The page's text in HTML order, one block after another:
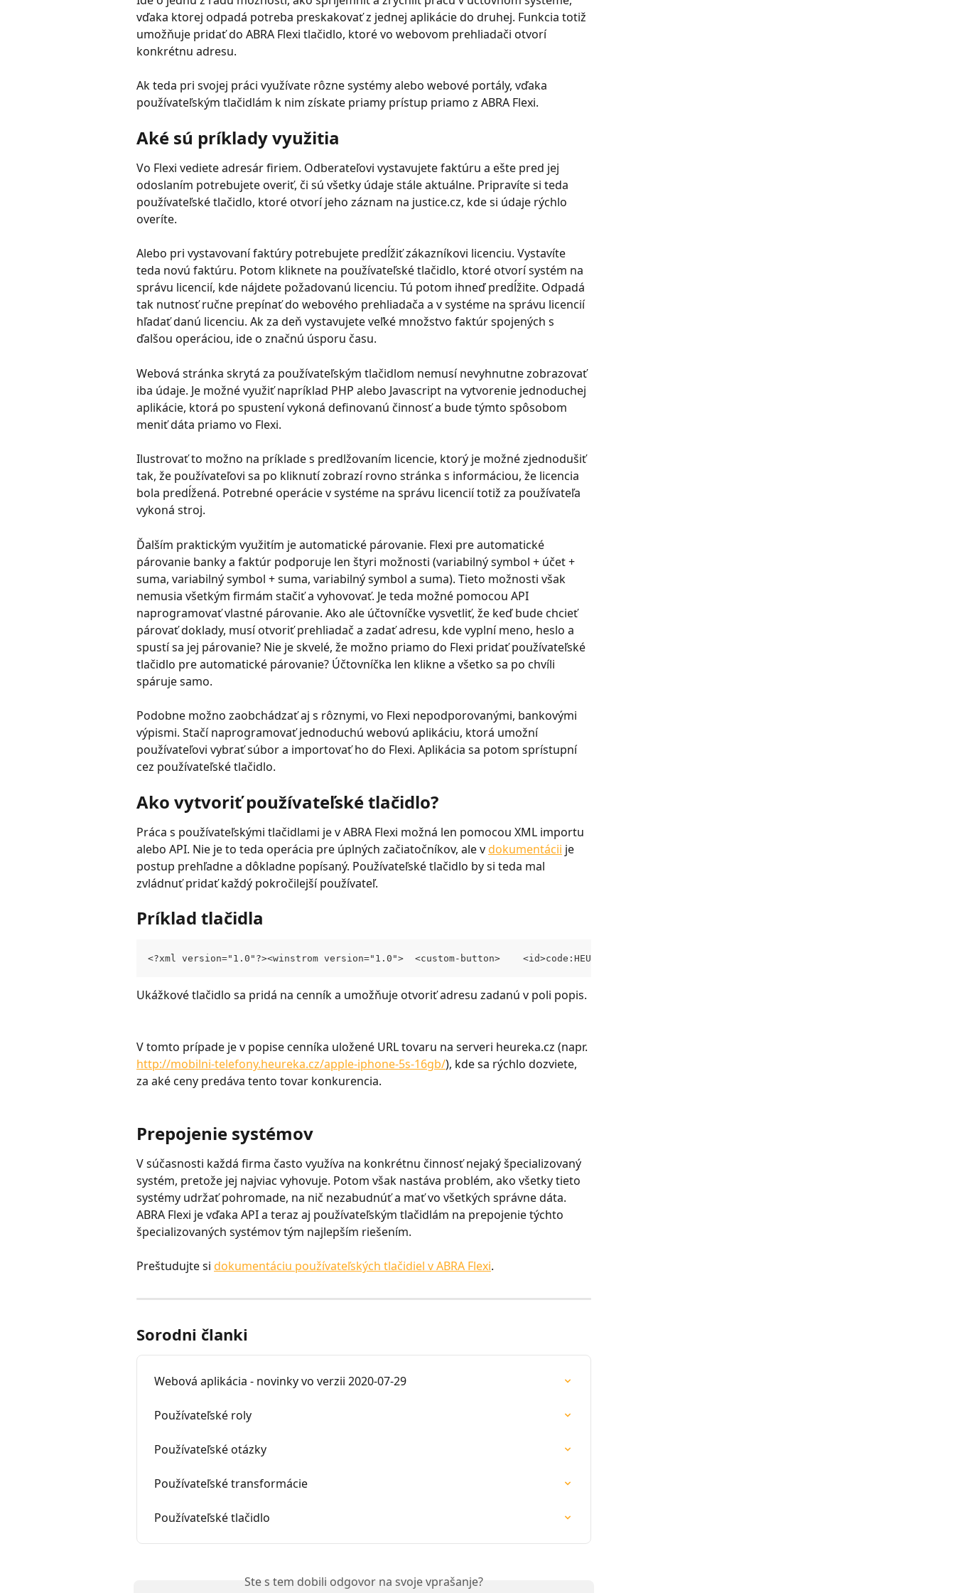
vďaka ktorej odpadá potreba preskakovať z jednej aplikácie do druhej. Funkcia totiž
umožňuje pridať do ABRA Flexi tlačidlo, ktoré vo webovom prehliadači otvorí
konkrétnu adresu.
Ak teda pri svojej práci využívate rôzne systémy alebo webové portály, vďaka
používateľským tlačidlám k nim získate priamy prístup priamo z ABRA Flexi.
Aké sú príklady využitia
Vo Flexi vediete adresár firiem. Odberateľovi vystavujete faktúru a ešte pred jej
odoslaním potrebujete overiť, či sú všetky údaje stále aktuálne. Pripravíte si teda
používateľské tlačidlo, ktoré otvorí jeho záznam na justice.cz, kde si údaje rýchlo
overíte.
Alebo pri vystavovaní faktúry potrebujete predĺžiť zákazníkovi licenciu. Vystavíte
teda novú faktúru. Potom kliknete na používateľské tlačidlo, ktoré otvorí systém na
správu licencií, kde nájdete požadovanú licenciu. Tú potom ihneď predĺžite. Odpadá
tak nutnosť ručne prepínať do webového prehliadača a v systéme na správu licencií
hľadať danú licenciu. Ak za deň vystavujete veľké množstvo faktúr spojených s
ďalšou operáciou, ide o značnú úsporu času.
Webová stránka skrytá za používateľským tlačidlom nemusí nevyhnutne zobrazovať
iba údaje. Je možné využiť napríklad PHP alebo Javascript na vytvorenie jednoduchej
aplikácie, ktorá po spustení vykoná definovanú činnosť a bude týmto spôsobom
meniť dáta priamo vo Flexi.
Ilustrovať to možno na príklade s predlžovaním licencie, ktorý je možné zjednodušiť
tak, že používateľovi sa po kliknutí zobrazí rovno stránka s informáciou, že licencia
bola predĺžená. Potrebné operácie v systéme na správu licencií totiž za používateľa
vykoná stroj.
Ďalším praktickým využitím je automatické párovanie. Flexi pre automatické
párovanie banky a faktúr podporuje len štyri možnosti (variabilný symbol + účet +
suma, variabilný symbol + suma, variabilný symbol a suma). Tieto možnosti však
nemusia všetkým firmám stačiť a vyhovovať. Je teda možné pomocou API
naprogramovať vlastné párovanie. Ako ale účtovníčke vysvetliť, že keď bude chcieť
párovať doklady, musí otvoriť prehliadač a zadať adresu, kde vyplní meno, heslo a
spustí sa jej párovanie? Nie je skvelé, že možno priamo do Flexi pridať používateľské
tlačidlo pre automatické párovanie? Účtovníčka len klikne a všetko sa po chvíli
spáruje samo.
Podobne možno zaobchádzať aj s rôznymi, vo Flexi nepodporovanými, bankovými
výpismi. Stačí naprogramovať jednoduchú webovú aplikáciu, ktorá umožní
používateľovi vybrať súbor a importovať ho do Flexi. Aplikácia sa potom sprístupní
cez používateľské tlačidlo.
Ako vytvoriť používateľské tlačidlo?
Práca s používateľskými tlačidlami je v ABRA Flexi možná len pomocou XML importu
alebo API. Nie je to teda operácia pre úplných začiatočníkov, ale v dokumentácii je
postup prehľadne a dôkladne popísaný. Používateľské tlačidlo by si teda mal
zvládnuť pridať každý pokročilejší používateľ.
Príklad tlačidla
<?xml version="1.0"?><winstrom version="1.0">  <custom-button>    <id>code:HEUREKA-DETAIL</id>    <url><![CDATA[${object.popis}]]></
Ukážkové tlačidlo sa pridá na cenník a umožňuje otvoriť adresu zadanú v poli popis.
V tomto prípade je v popise cenníka uložené URL tovaru na serveri heureka.cz (napr.
http://mobilni-telefony.heureka.cz/apple-iphone-5s-16gb/), kde sa rýchlo dozviete,
za aké ceny predáva tento tovar konkurencia.
Prepojenie systémov
V súčasnosti každá firma často využíva na konkrétnu činnosť nejaký špecializovaný
systém, pretože jej najviac vyhovuje. Potom však nastáva problém, ako všetky tieto
systémy udržať pohromade, na nič nezabudnúť a mať vo všetkých správne dáta.
ABRA Flexi je vďaka API a teraz aj používateľským tlačidlám na prepojenie týchto
špecializovaných systémov tým najlepším riešením.
Preštudujte si dokumentáciu používateľských tlačidiel v ABRA Flexi.
Sorodni članki
Webová aplikácia - novinky vo verzii 2020-07-29
Používateľské roly
Používateľské otázky
Používateľské transformácie
Používateľské tlačidlo
Ste s tem dobili odgovor na svoje vprašanje?